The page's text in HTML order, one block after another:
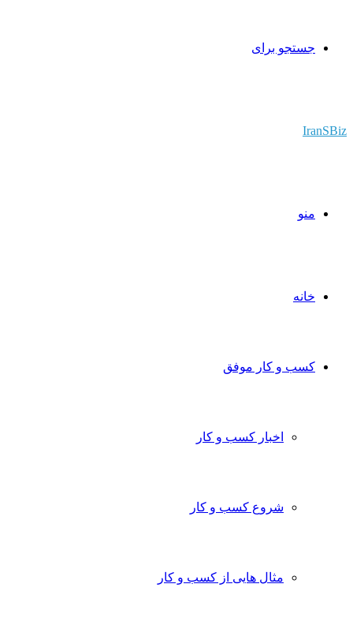
جستجو برای
IranSBiz
منو
خانه
کسب و کار موفق
اخبار کسب و کار
شروع کسب و کار
مثال هایی از کسب و کار